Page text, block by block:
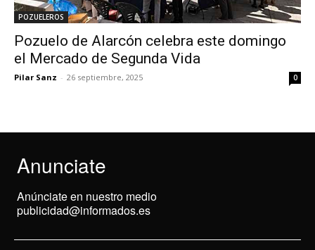
POZUELEROS
Pozuelo de Alarcón celebra este domingo
el Mercado de Segunda Vida
Pilar Sanz - 26 septiembre, 2025 0
Anunciate
Anúnciate en nuestro medio
publicidad@informados.es